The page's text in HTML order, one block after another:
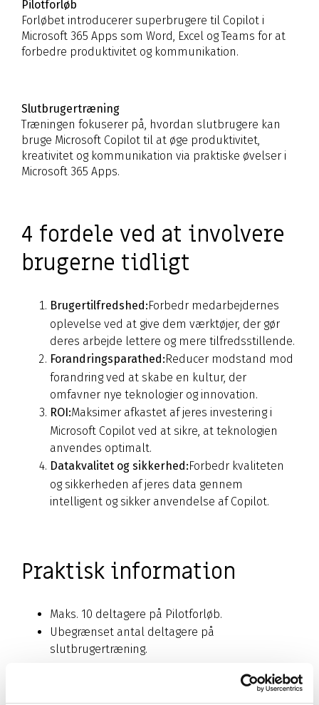
Pilotforløb
Forløbet introducerer superbrugere til Copilot i
Microsoft 365 Apps som Word, Excel og Teams for at
forbedre produktivitet og kommunikation.
Slutbrugertræning
Træningen fokuserer på, hvordan slutbrugere kan
bruge Microsoft Copilot til at øge produktivitet,
kreativitet og kommunikation via praktiske øvelser i
Microsoft 365 Apps.
4 fordele ved at involvere
brugerne tidligt
Brugertilfredshed:Forbedr medarbejdernes
oplevelse ved at give dem værktøjer, der gør
deres arbejde lettere og mere tilfredsstillende.
Forandringsparathed:Reducer modstand mod
forandring ved at skabe en kultur, der
omfavner nye teknologier og innovation.
ROI:Maksimer afkastet af jeres investering i
Microsoft Copilot ved at sikre, at teknologien
anvendes optimalt.
Datakvalitet og sikkerhed:Forbedr kvaliteten
og sikkerheden af jeres data gennem
intelligent og sikker anvendelse af Copilot.
Praktisk information
Maks. 10 deltagere på Pilotforløb.
Ubegrænset antal deltagere på
slutbrugertræning.